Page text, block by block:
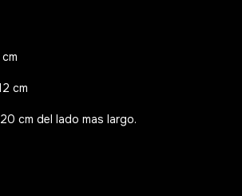
cm
cm del lado mas largo.